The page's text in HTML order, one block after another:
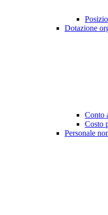
Dotazione
Conto
Costo
Personale